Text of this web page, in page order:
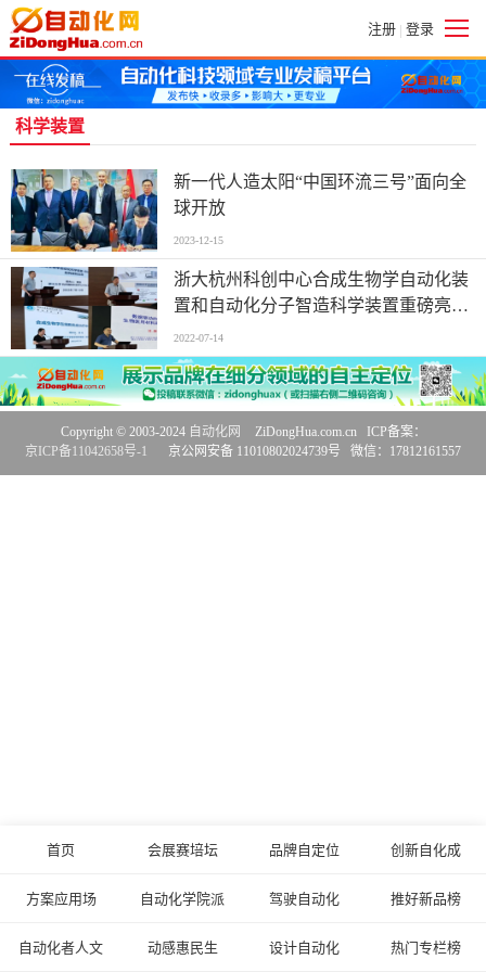
注册 | 登录
科学装置
新一代人造太阳“中国环流三号”面向全
球开放
2023-12-15
浙大杭州科创中心合成生物学自动化装
置和自动化分子智造科学装置重磅亮相|
浙江大学西湖学术论坛|聚焦生物制造、
生命健康、绿色化工、农业食品、功能
材料
2022-07-14
首页 会展赛培坛 品牌自定位 创新自化成
方案应用场 自动化学院派 驾驶自动化 推好新品榜
自动化者人文 动感惠民生 设计自动化 热门专栏榜
Copyright © 2003-2024 自动化网
ZiDongHua.com.cn ICP备案：
京ICP备11042658号-1
京公网安备 11010802024739号 微信：17812161557